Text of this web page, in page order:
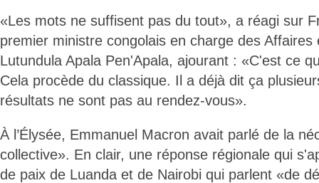
«Les mots ne suffisent pas du tout», a réagi sur
premier ministre congolais en charge des
Lutundula Apala Pen'Apala, ajourant : «C'est ce
Cela procède du classique. Il a déjà dit ça
résultats ne sont pas au rendez-vous».
À l’Élysée, Emmanuel Macron avait parlé de la
collective». En clair, une réponse régionale qui
de paix de Luanda et de Nairobi qui parlent «de